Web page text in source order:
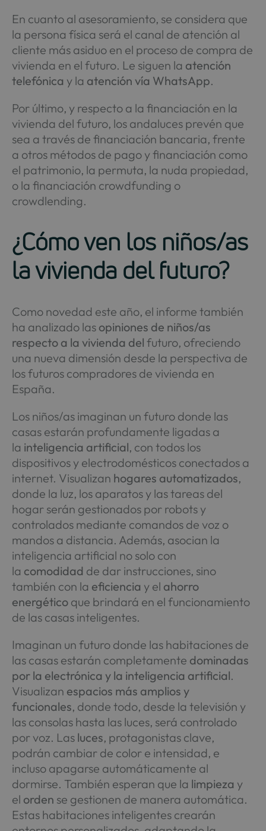
En cuanto al asesoramiento, se considera que
la persona física será el canal de atención al
cliente más asiduo en el proceso de compra de
vivienda en el futuro. Le siguen la atención
telefónica y la atención vía WhatsApp.
Por último, y respecto a la financiación en la
vivienda del futuro, los andaluces prevén que
sea a través de financiación bancaria, frente
a otros métodos de pago y financiación como
el patrimonio, la permuta, la nuda propiedad,
o la financiación crowdfunding o
crowdlending.
¿Cómo ven los niños/as
la vivienda del futuro?
Como novedad este año, el informe también
ha analizado las opiniones de niños/as
respecto a la vivienda del futuro, ofreciendo
una nueva dimensión desde la perspectiva de
los futuros compradores de vivienda en
España.
Los niños/as imaginan un futuro donde las
casas estarán profundamente ligadas a
la inteligencia artificial, con todos los
dispositivos y electrodomésticos conectados a
internet. Visualizan hogares automatizados,
donde la luz, los aparatos y las tareas del
hogar serán gestionados por robots y
controlados mediante comandos de voz o
mandos a distancia. Además, asocian la
inteligencia artificial no solo con
la comodidad de dar instrucciones, sino
también con la eficiencia y el ahorro
energéticoque brindará en el funcionamiento
de las casas inteligentes.
Imaginan un futuro donde las habitaciones de
las casas estarán completamente dominadas
por la electrónica y la inteligencia artificial.
Visualizan espacios más amplios y
funcionales, donde todo, desde la televisión y
las consolas hasta las luces, será controlado
por voz. Las luces, protagonistas clave,
podrán cambiar de color e intensidad, e
incluso apagarse automáticamente al
dormirse. También esperan que la limpieza y
el orden se gestionen de manera automática.
Estas habitaciones inteligentes crearán